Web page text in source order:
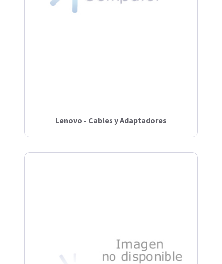
Lenovo - Cables y Adaptadores